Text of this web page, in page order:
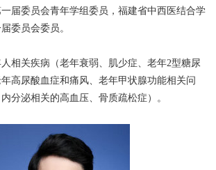
届委员会青年学组委员，福建省中西医结合学
委员会委员。
关疾病（老年衰弱、肌少症、老年2型糖尿
高尿酸血症和痛风、老年甲状腺功能相关问
分泌相关的高血压、骨质疏松症）。